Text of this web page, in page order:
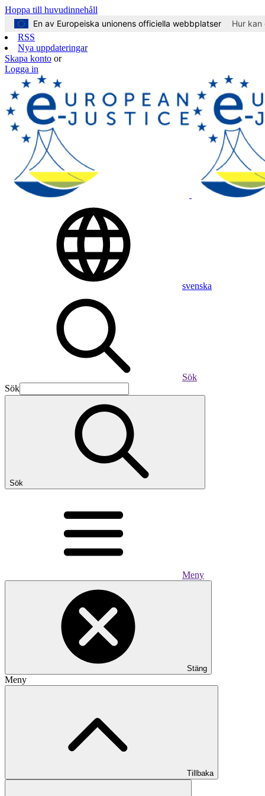
Hoppa till huvudinnehåll
En av Europeiska unionens officiella webbplatser
Hur
RSS
Nya uppdateringar
Skapa konto or
Logga in
svenska
Sök
Sök
Sök
Meny
Stäng
Meny
Tillbaka